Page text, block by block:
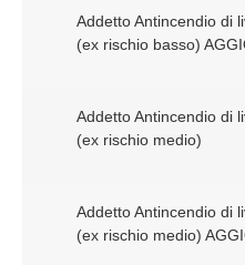
Addetto Antincendio di
(ex rischio basso)
Addetto Antincendio di
(ex rischio medio)
Addetto Antincendio di
(ex rischio medio)